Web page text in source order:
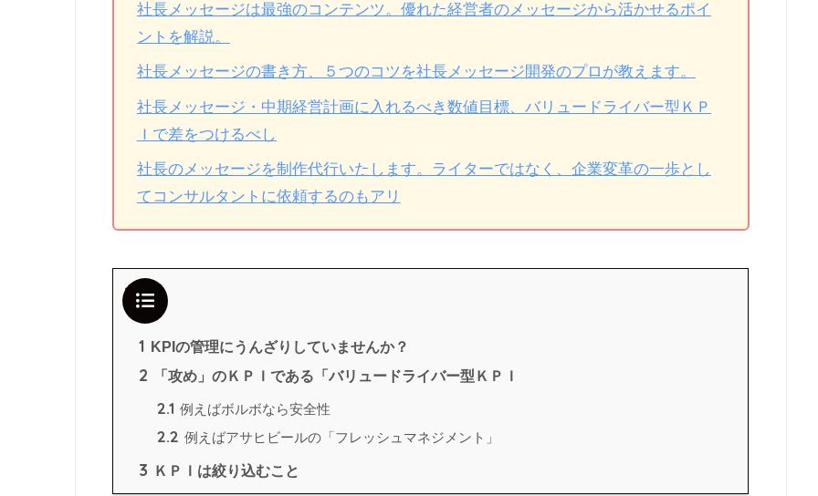
社長メッセージは最強のコンテンツ。優れた経営者のメッセージから活かせるポイ
ントを解説。
社長メッセージの書き方、５つのコツを社長メッセージ開発のプロが教えます。
社長メッセージ・中期経営計画に入れるべき数値目標、バリュードライバー型ＫＰ
Ｉで差をつけるべし
社長のメッセージを制作代行いたします。ライターではなく、企業変革の一歩とし
てコンサルタントに依頼するのもアリ
目次
1 KPIの管理にうんざりしていませんか？
2 「攻め」のＫＰＩである「バリュードライバー型ＫＰＩ
2.1 例えばボルボなら安全性
2.2 例えばアサヒビールの「フレッシュマネジメント」
3 ＫＰＩは絞り込むこと